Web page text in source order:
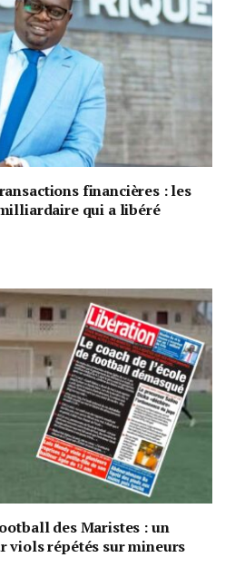
financières : les
qui a libéré
des Maristes : un
viols répétés sur mineurs